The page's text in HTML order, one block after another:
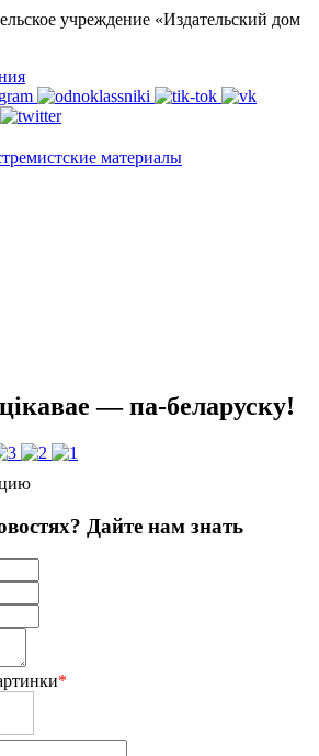
учреждение «Издательский дом
материалы
— па-беларуску!
Дайте нам знать
*